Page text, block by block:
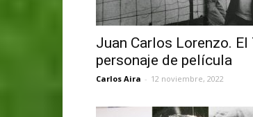
Juan Carlos Lorenzo. El
personaje de película
Carlos Aira - 12 noviembre, 2022